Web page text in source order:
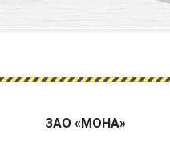
ЗАО «МОНА»